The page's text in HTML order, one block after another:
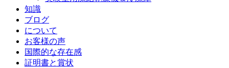
知識
ブログ
について
お客様の声
国際的な存在感
証明書と賞状